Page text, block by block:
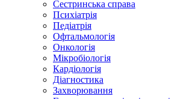
Сестринська справа
Психіатрія
Педіатрія
Офтальмологія
Онкологія
Мікробіологія
Кардіологія
Діагностика
Захворювання